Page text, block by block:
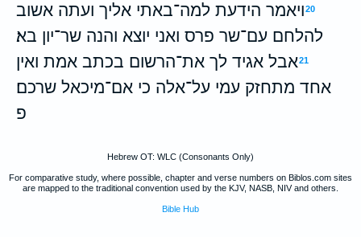
20ויאמר הידעת למה־באתי אליך ועתה אשוב
להלחם עם־שר פרס ואני יוצא והנה שר־יון בא׃
21אבל אגיד לך את־הרשום בכתב אמת ואין
אחד מתחזק עמי על־אלה כי אם־מיכאל שרכם׃
פ
Hebrew OT: WLC (Consonants Only)
For comparative study, where possible, chapter and verse numbers on Biblos.com sites
are mapped to the traditional convention used by the KJV, NASB, NIV and others.
Bible Hub